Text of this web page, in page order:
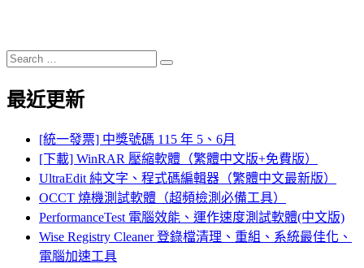
Search
for:
Search
最近更新
[統一發票] 中獎號碼 115 年 5、6月
[下載] WinRAR 壓縮軟體（繁體中文版+免費版）
UltraEdit 純文字、程式碼編輯器（繁體中文最新版）
OCCT 燒機測試軟體（超頻檢測必備工具）
PerformanceTest 電腦效能、運作速度測試軟體(中文版)
Wise Registry Cleaner 登錄檔清理、重組、系統最佳化、
電腦加速工具